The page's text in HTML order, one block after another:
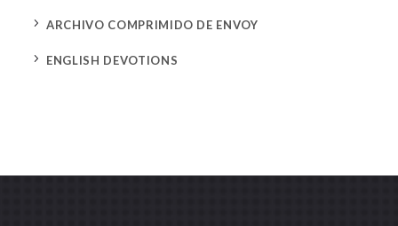
5 ARCHIVO COMPRIMIDO DE ENVOY
5 ENGLISH DEVOTIONS